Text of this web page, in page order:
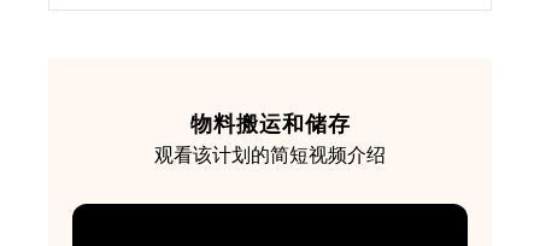
物料搬运和储存
观看该计划的简短视频介绍